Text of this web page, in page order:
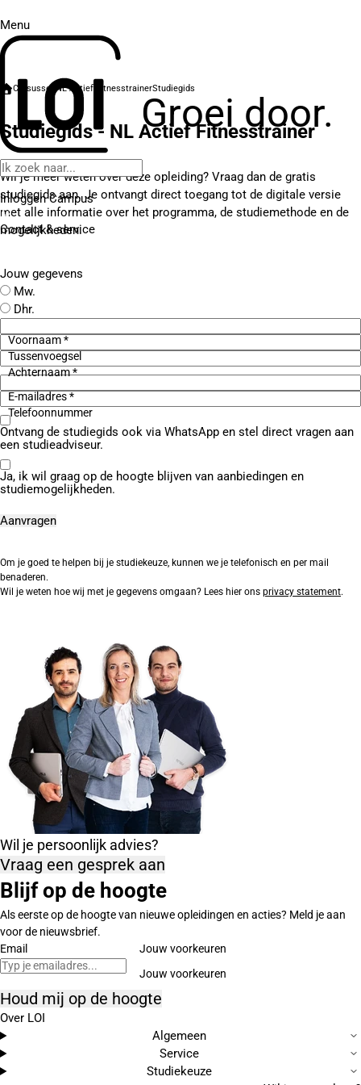
Menu
Groei door.
Inloggen Campus
Contact& service
Cursussen NL Actief FitnesstrainerStudiegids
Studiegids - NL Actief Fitnesstrainer
Wil je meer weten over deze opleiding? Vraag dan de gratis
studiegids aan. Je ontvangt direct toegang tot de digitale versie
met alle informatie over het programma, de studiemethode en de
mogelijkheden.
Jouw gegevens
Mw.
Dhr.
Voornaam *
Tussenvoegsel
Achternaam *
E-mailadres *
Telefoonnummer
Ontvang de studiegids ook via WhatsApp en stel direct vragen aan
een studieadviseur.
Ja, ik wil graag op de hoogte blijven van aanbiedingen en
studiemogelijkheden.
Om je goed te helpen bij je studiekeuze, kunnen we je telefonisch en per mail
benaderen.
Wil je weten hoe wij met je gegevens omgaan? Lees hier ons privacy statement.
Wil je persoonlijk advies?
Vraag een gesprek aan
Blijf op de hoogte
Als eerste op de hoogte van nieuwe opleidingen en acties? Meld je aan
voor de nieuwsbrief.
Email
Jouw voorkeuren
Houd mij op de hoogte
Over LOI
Algemeen
Service
Studiekeuze